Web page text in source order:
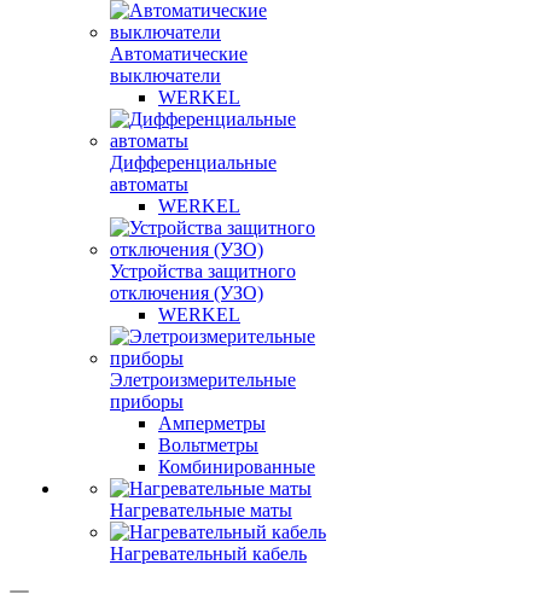
Автоматические
выключатели
WERKEL
Дифференциальные
автоматы
WERKEL
Устройства защитного
отключения (УЗО)
WERKEL
Элетроизмерительные
приборы
Амперметры
Вольтметры
Комбинированные
Нагревательные маты
Нагревательный кабель